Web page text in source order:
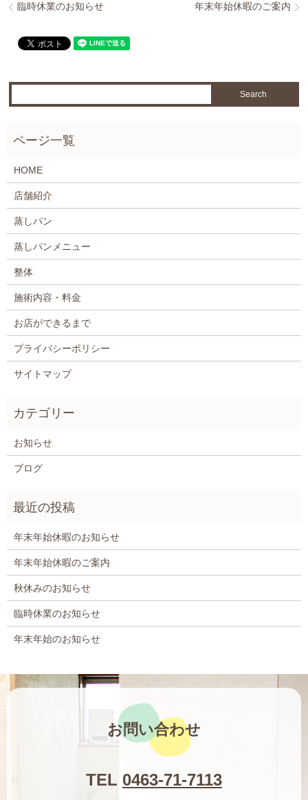
臨時休業のお知らせ 年末年始休暇のご案内
HOME
店舗紹介
蒸しパン
蒸しパンメニュー
整体
施術内容・料金
お店ができるまで
プライバシーポリシー
サイトマップ
お知らせ
ブログ
年末年始休暇のお知らせ
年末年始休暇のご案内
秋休みのお知らせ
臨時休業のお知らせ
年末年始のお知らせ
お問い合わせ
TEL 0463-71-7113